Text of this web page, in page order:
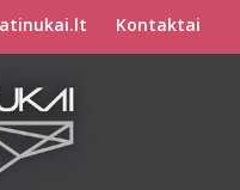
Kontaktai
LSL TOP 02